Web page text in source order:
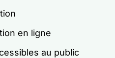
en ligne
au public